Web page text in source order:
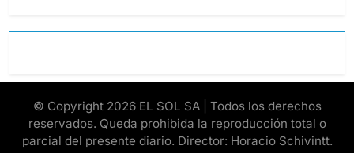
© Copyright 2026 EL SOL SA | Todos los derechos
reservados. Queda prohibida la reproducción total o
parcial del presente diario. Director: Horacio Schivintt.